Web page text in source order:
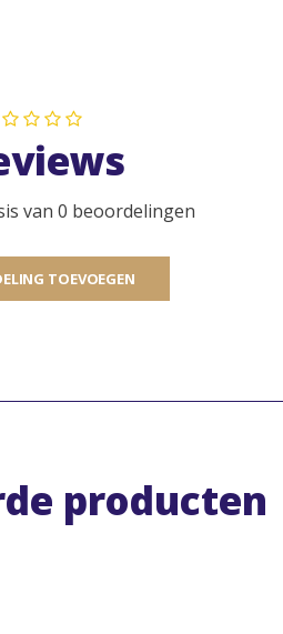
van 0 beoordelingen
TOEVOEGEN
producten